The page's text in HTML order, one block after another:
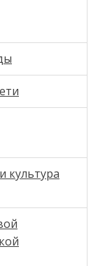
культура